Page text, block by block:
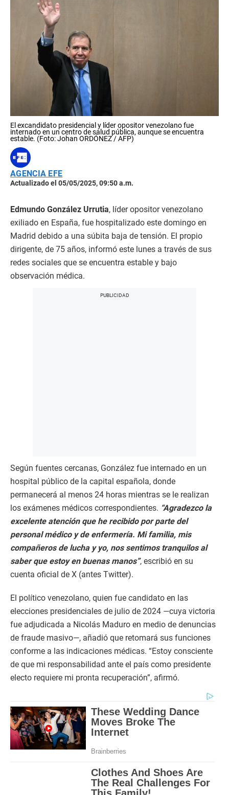
El excandidato presidencial y líder opositor venezolano fue
internado en un centro de salud pública, aunque se encuentra
estable. (Foto: Johan ORDÓNEZ / AFP)
AGENCIA EFE
Actualizado el 05/05/2025, 09:50 a.m.
Edmundo González Urrutia, líder opositor venezolano
exiliado en España, fue hospitalizado este domingo en
Madrid debido a una súbita baja de tensión. El propio
dirigente, de 75 años, informó este lunes a través de sus
redes sociales que se encuentra estable y bajo
observación médica.
Según fuentes cercanas, González fue internado en un
hospital público de la capital española, donde
permanecerá al menos 24 horas mientras se le realizan
los exámenes médicos correspondientes. “Agradezco la
excelente atención que he recibido por parte del
personal médico y de enfermería. Mi familia, mis
compañeros de lucha y yo, nos sentimos tranquilos al
saber que estoy en buenas manos”, escribió en su
cuenta oficial de X (antes Twitter).
El político venezolano, quien fue candidato en las
elecciones presidenciales de julio de 2024 —cuya victoria
fue adjudicada a Nicolás Maduro en medio de denuncias
de fraude masivo—, añadió que retomará sus funciones
conforme a las indicaciones médicas. “Estoy consciente
de que mi responsabilidad ante el país como presidente
electo requiere mi pronta recuperación”, afirmó.